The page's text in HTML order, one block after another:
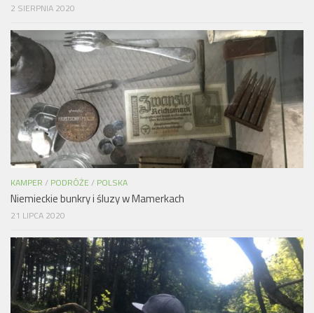
2 SIERPNIA 2020
KAMPER / PODRÓŻE / POLSKA
Niemieckie bunkry i śluzy w Mamerkach
21 LIPCA 2020